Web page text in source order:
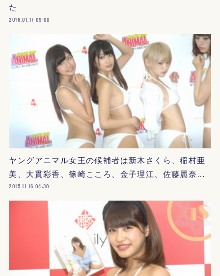
た
2016.01.17 09:00
ヤングアニマル女王の候補者は新木さくら、稲村亜
美、大貫彩香、篠崎こころ、金子理江、佐藤麗奈…
2015.11.16 04:30